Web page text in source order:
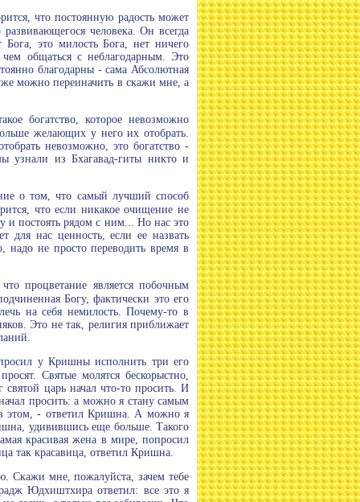
что постоянную радость может
человека. Он всегда
это милость Бога, нет ничего
общаться с неблагодарным. Это
благодарны - сама Абсолютная
можно переиначить в скажи мне, а
богатство, которое невозможно
желающих у него их отобрать.
невозможно, это богатство -
узнали из Бхагавад-гиты никто и
о том, что самый лучший способ
что если никакое очищение не
и постоять рядом с ним... Но нас это
для нас ценность, если ее назвать
надо не просто переводить время в
процветание является побочным
Богу, фактически это его
на себя немилость. Почему-то в
Это не так, религия приближает
у Кришны исполнить три его
Святые молятся бескорыстно,
святой царь начал что-то просить. И
просить: а можно я стану самым
этом, - ответил Кришна. А можно я
удивившись еще больше. Такого
красивая жена в мире, попросил
так красавица, ответил Кришна.
Скажи мне, пожалуйста, зачем тебе
Юдхиштхира ответил: все это я